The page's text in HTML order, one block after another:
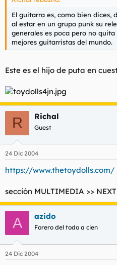
El guitarra es, como bien dices,
al estar en un grupo punk su
generales es poca pero no quita
mejores guitarristas del mundo.
Este es el hijo de puta en
R Richal
Guest
24 Dic 2004
https://www.thetoydolls.com/
sección MULTIMEDIA >>
A azido
Forero del todo a cien
24 Dic 2004